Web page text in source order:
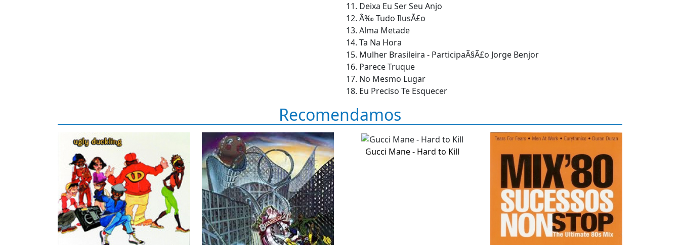
11. Deixa Eu Ser Seu Anjo
12. Ã‰ Tudo IlusÃ£o
13. Alma Metade
14. Ta Na Hora
15. Mulher Brasileira - ParticipaÃ§Ã£o Jorge Benjor
16. Parece Truque
17. No Mesmo Lugar
18. Eu Preciso Te Esquecer
Recomendamos
Gucci Mane - Hard to Kill